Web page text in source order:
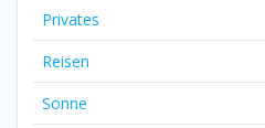
Privates
Reisen
Sonne